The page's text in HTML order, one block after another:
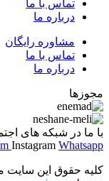
تماس با ما
درباره ما
مشاوره رایگان
تماس با ما
درباره ما
مجوزها
با ما در شبکه های
Instagram Whatsapp
کلیه حقوق این